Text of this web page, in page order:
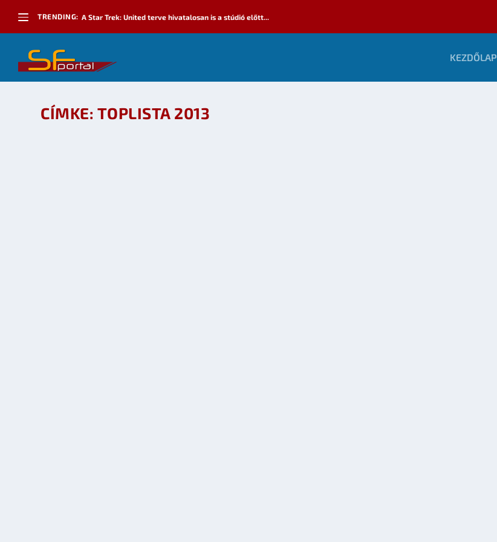
TRENDING: A Star Trek: United terve hivatalosan is a stúdió előtt...
KEZDŐLAP
CÍMKE: TOPLISTA 2013